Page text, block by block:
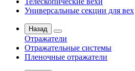
Универсальные секции для вех
Назад
Отражатели
Отражательные системы
Пленочные отражатели